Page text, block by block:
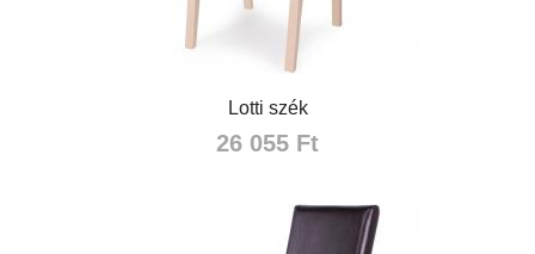
Lotti szék
26 055 Ft